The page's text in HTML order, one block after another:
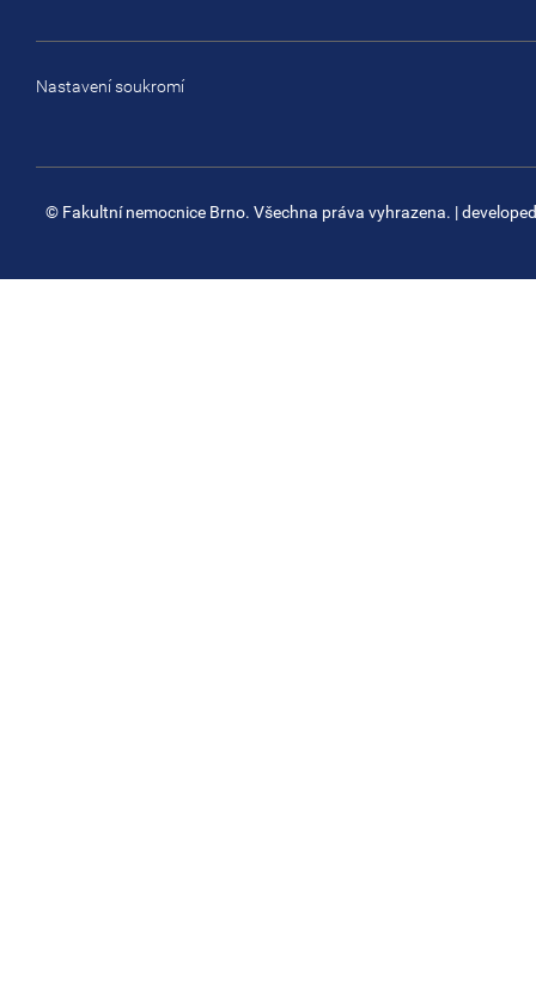
Nastavení soukromí
© Fakultní nemocnice Brno. Všechna práva vyhrazena. |